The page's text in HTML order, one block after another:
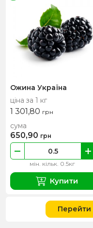
Ожина Україна
ціна за 1 кг
1 301,80 грн
мін. кільк. 0.5кг
сума
650,90 грн
Купити
Перейти